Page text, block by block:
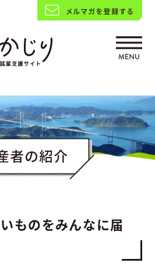
ものをみんなに届